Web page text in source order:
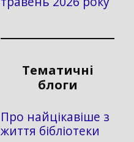
Тематичні
блоги
Про найцікавіше з
життя бібліотеки